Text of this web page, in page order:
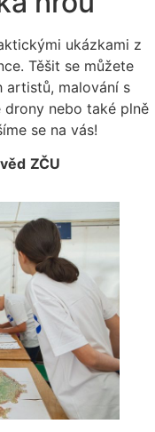
ukázkami z
Těšit se můžete
artistů, malování s
drony nebo také plně
se na vás!
ZČU